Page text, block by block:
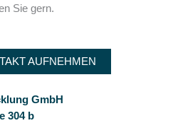
Sie gern.
AUFNEHMEN
GmbH
304 b